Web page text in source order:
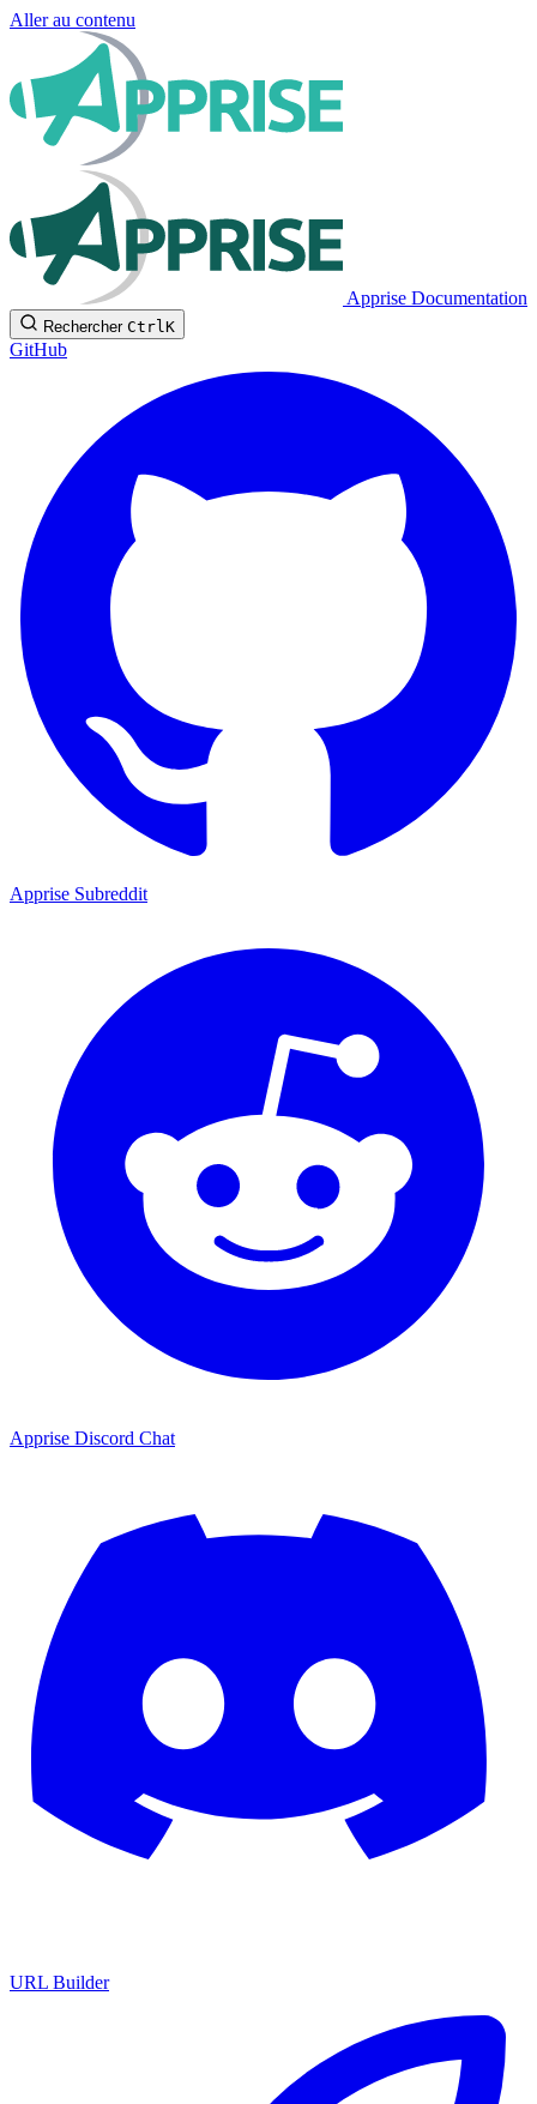
Aller au contenu
Apprise Documentation
Rechercher CtrlK
GitHub
Apprise Subreddit
Apprise Discord Chat
URL Builder